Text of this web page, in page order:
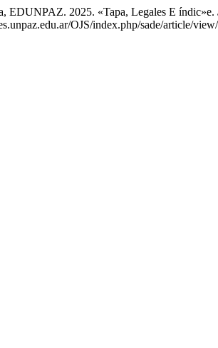
EDUNPAZ. 2025. «Tapa, Legales E índic»e.
OJS/index.php/sade/article/